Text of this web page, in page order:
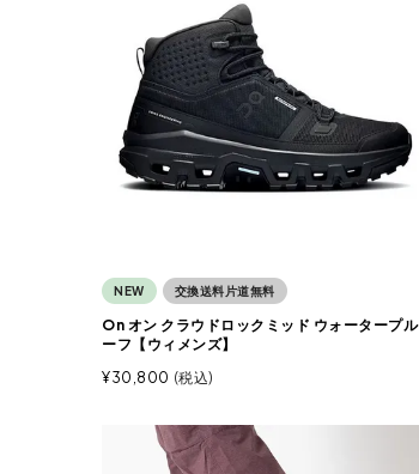
NEW 交換送料片道無料
On オン クラウドロックミッド ウォータープル
ーフ【ウィメンズ】
¥30,800 税込